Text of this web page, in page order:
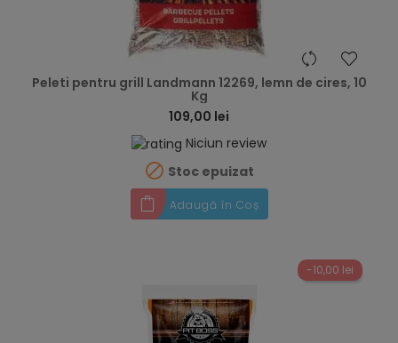
Peleti pentru grill Landmann 12269, lemn de cires, 10
Kg
109,00 lei
Niciun review
 Stoc epuizat
Adaugă în Coș
-10,00 lei